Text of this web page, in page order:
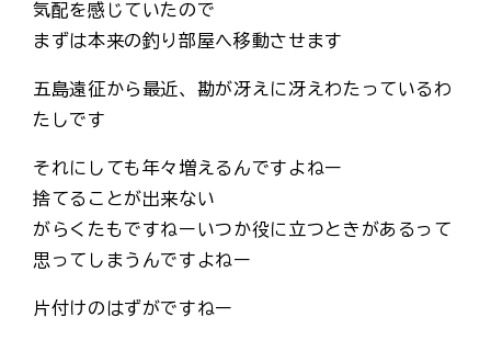
気配を感じていたので
まずは本来の釣り部屋へ移動させます
五島遠征から最近、勘が冴えに冴えわたっているわ
たしです
それにしても年々増えるんですよねー
捨てることが出来ない
がらくたもですねーいつか役に立つときがあるって
思ってしまうんですよねー
片付けのはずがですねー